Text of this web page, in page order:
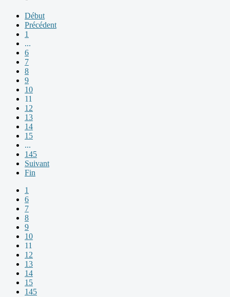
Début
Précédent
1
...
6
7
8
9
10
11
12
13
14
15
...
145
Suivant
Fin
1
6
7
8
9
10
11
12
13
14
15
145